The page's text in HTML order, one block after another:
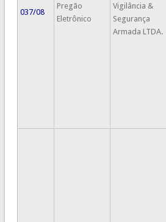
037/08
Pregão
Eletrônico
Vigilância &
Segurança
Armada LTDA.